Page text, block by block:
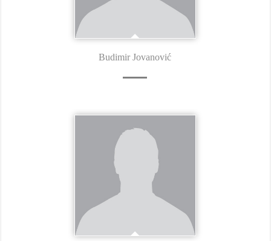
Budimir Jovanović